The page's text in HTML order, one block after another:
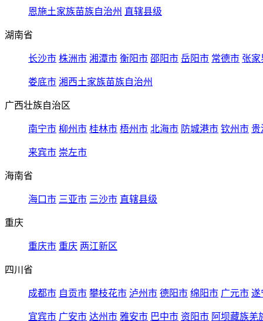
恩施土家族苗族自治州 直辖县级
湖南省
长沙市 株洲市 湘潭市 衡阳市 邵阳市 岳阳市 常德市 张家
娄底市 湘西土家族苗族自治州
广西壮族自治区
南宁市 柳州市 桂林市 梧州市 北海市 防城港市 钦州市 贵
来宾市 崇左市
海南省
海口市 三亚市 三沙市 直辖县级
重庆
重庆市 重庆 两江新区
四川省
成都市 自贡市 攀枝花市 泸州市 德阳市 绵阳市 广元市 遂
宜宾市 广安市 达州市 雅安市 巴中市 资阳市 阿坝藏族羌